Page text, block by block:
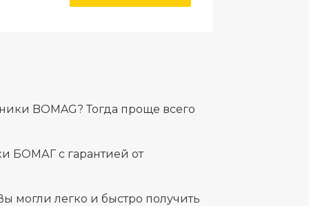
BOMAG? Тогда проще всего
БОМАГ с гарантией от
могли легко и быстро получить